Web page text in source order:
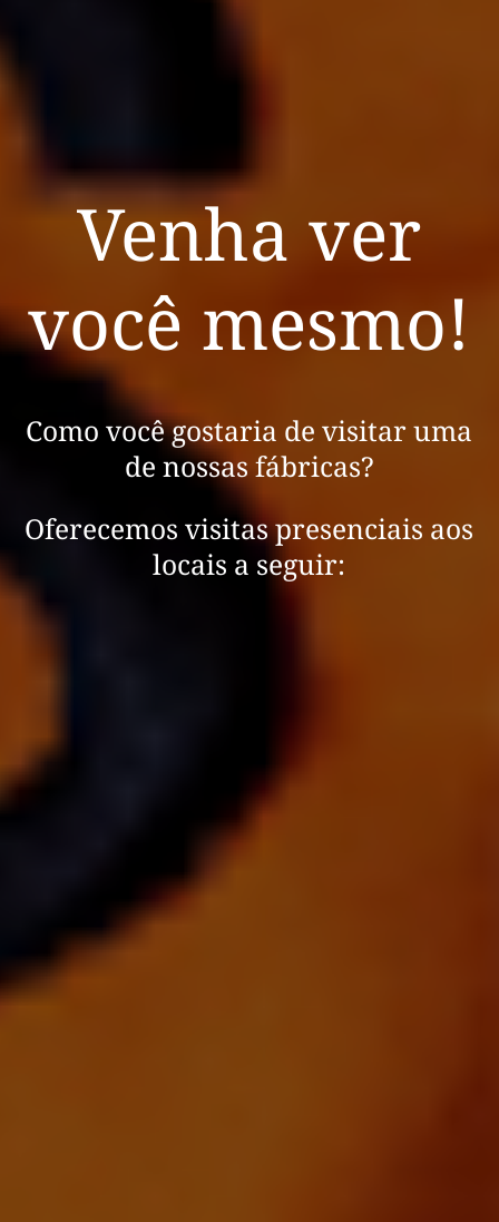
Venha ver
você mesmo!
Como você gostaria de visitar uma
de nossas fábricas?
Oferecemos visitas presenciais aos
locais a seguir: